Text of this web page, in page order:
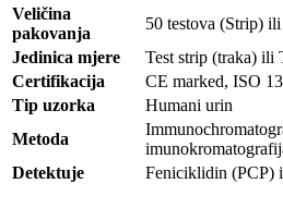
Veličina
pakovanja
50 testova (Strip)
Jedinica mjere
Test strip (traka) ili
Certifikacija
CE marked, ISO
Tip uzorka
Humani urin
Metoda
Detektuje
Feniciklidin (PCP)